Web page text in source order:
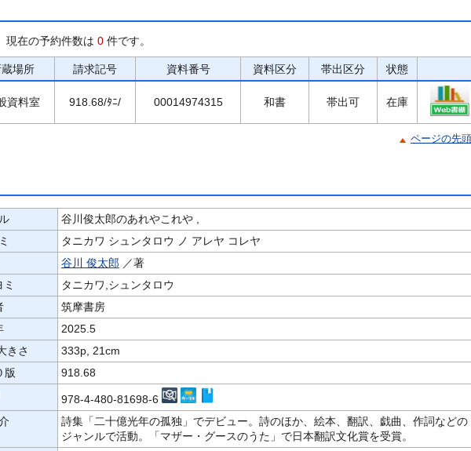
現在の予約件数は 0 件です。
蔵場所 請求記号 資料番号 資料区分 帯出区分 状態
資料室 918.68/ﾀﾆ/ 00014974315 和書 帯出可 在庫
ページの先
谷川俊太郎のあれやこれや ,
タニカワ シュンタロウ ノ アレヤ コレヤ
谷川 俊太郎 ／著
タニカワ,シュンタロウ
筑摩書房
2025.5
きさ
333p, 21cm
版
918.68
978-4-480-81698-6
詩集「二十億光年の孤独」でデビュー。詩のほか、絵本、翻訳、戯曲、作詞などの
ジャンルで活動。「マザー・グースのうた」で日本翻訳文化賞を受賞。